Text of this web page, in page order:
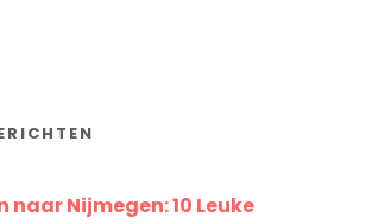
naar Nijmegen: 10 Leuke